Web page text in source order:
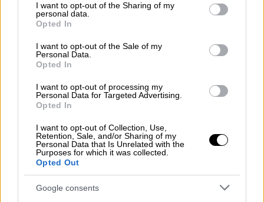
not limited to your visit or usage behaviour. You may click to
grant or deny consent to Google and its third-party tags to
use your data for below specified purposes in below Google
consent section.
I want to opt-out of the Sharing of my
personal data.
Opted In
I want to opt-out of the Sale of my
Personal Data.
Opted In
I want to opt-out of processing my
Personal Data for Targeted Advertising.
Opted In
I want to opt-out of Collection, Use,
Retention, Sale, and/or Sharing of my
Personal Data that Is Unrelated with the
Purposes for which it was collected.
Opted Out
Google consents
όπως πιθανώς μπορείτε να δείτε από το
πρόσωπό μου, έχω αυτό το σύνδρομο που
ονομάζεται σύνδρομο Ramsay Hunt και
προέρχεται από αυτόν τον ιό που
προσβάλλει το νεύρο στο αυτί μου και τα
νεύρα του προσώπου μου και έχει
προκαλέσει παράλυση στο πρόσωπό μου»
«Όπως μπορείτε να δείτε, αυτό το μάτι δεν
ανοιγοκλείνει» συνέχισε πριν ανοιγοκλείσει
το άλλο του μάτι. «Δεν μπορώ να
χαμογελάσω με αυτή την πλευρά του